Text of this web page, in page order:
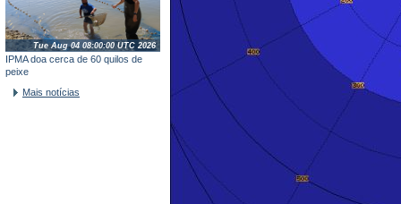
IPMA doa cerca de 60 quilos de
peixe
Tue Aug 04 08:00:00 UTC 2026
Mais notícias